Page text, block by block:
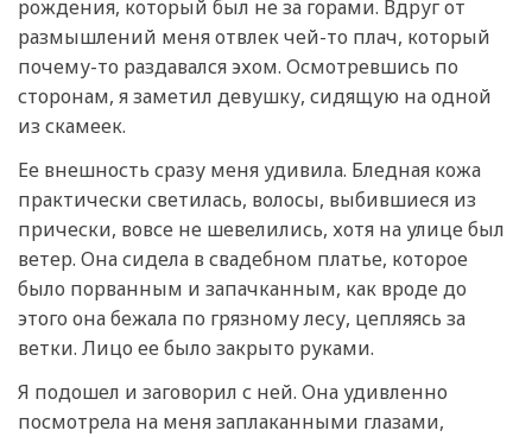
рождения, который был не за горами. Вдруг от
размышлений меня отвлек чей-то плач, который
почему-то раздавался эхом. Осмотревшись по
сторонам, я заметил девушку, сидящую на одной
из скамеек.
Ее внешность сразу меня удивила. Бледная кожа
практически светилась, волосы, выбившиеся из
прически, вовсе не шевелились, хотя на улице был
ветер. Она сидела в свадебном платье, которое
было порванным и запачканным, как вроде до
этого она бежала по грязному лесу, цепляясь за
ветки. Лицо ее было закрыто руками.
Я подошел и заговорил с ней. Она удивленно
посмотрела на меня заплаканными глазами,